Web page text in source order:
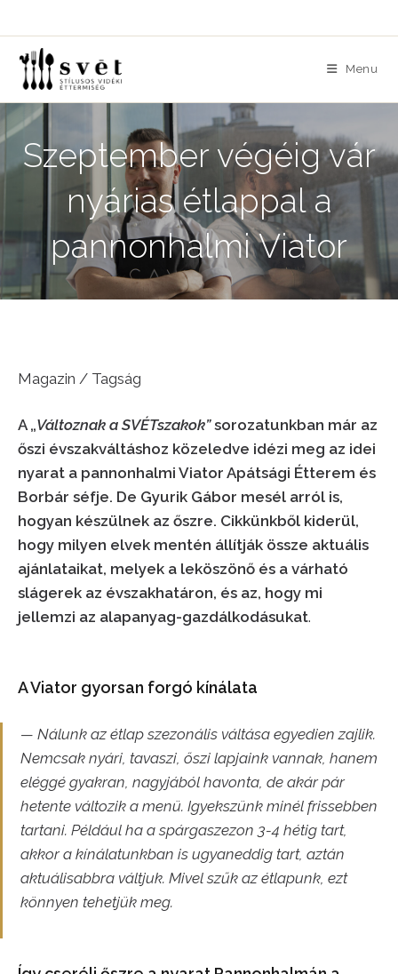
content
Menu
Szeptember végéig vár
nyárias étlappal a
pannonhalmi Viator
Magazin / Tagság
A „Változnak a SVÉTszakok”sorozatunkban már az
őszi évszakváltáshoz közeledve idézi meg az idei
nyarat a pannonhalmi Viator Apátsági Étterem és
Borbár séfje. De Gyurik Gábor mesél arról is,
hogyan készülnek az őszre. Cikkünkből kiderül,
hogy milyen elvek mentén állítják össze aktuális
ajánlataikat, melyek a leköszönő és a várható
slágerek az évszakhatáron, és az, hogy mi
jellemzi az alapanyag-gazdálkodásukat.
A Viator gyorsan forgó kínálata
— Nálunk az étlap szezonális váltása egyedien zajlik.
Nemcsak nyári, tavaszi, őszi lapjaink vannak, hanem
eléggé gyakran, nagyjából havonta, de akár pár
hetente változik a menü. Igyekszünk minél frissebben
tartani. Például ha a spárgaszezon 3-4 hétig tart,
akkor a kínálatunkban is ugyaneddig tart, aztán
aktuálisabbra váltjuk. Mivel szűk az étlapunk, ezt
könnyen tehetjük meg.